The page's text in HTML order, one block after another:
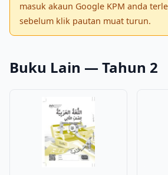
masuk akaun Google KPM anda
sebelum klik pautan muat turun.
Buku Lain — Tahun 2